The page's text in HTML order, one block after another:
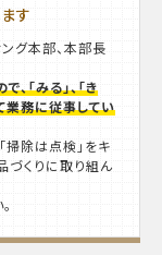
す
グ本部、本部長
「みる」、「き
業務に従事してい
掃除は点検」をキ
づくりに取り組ん